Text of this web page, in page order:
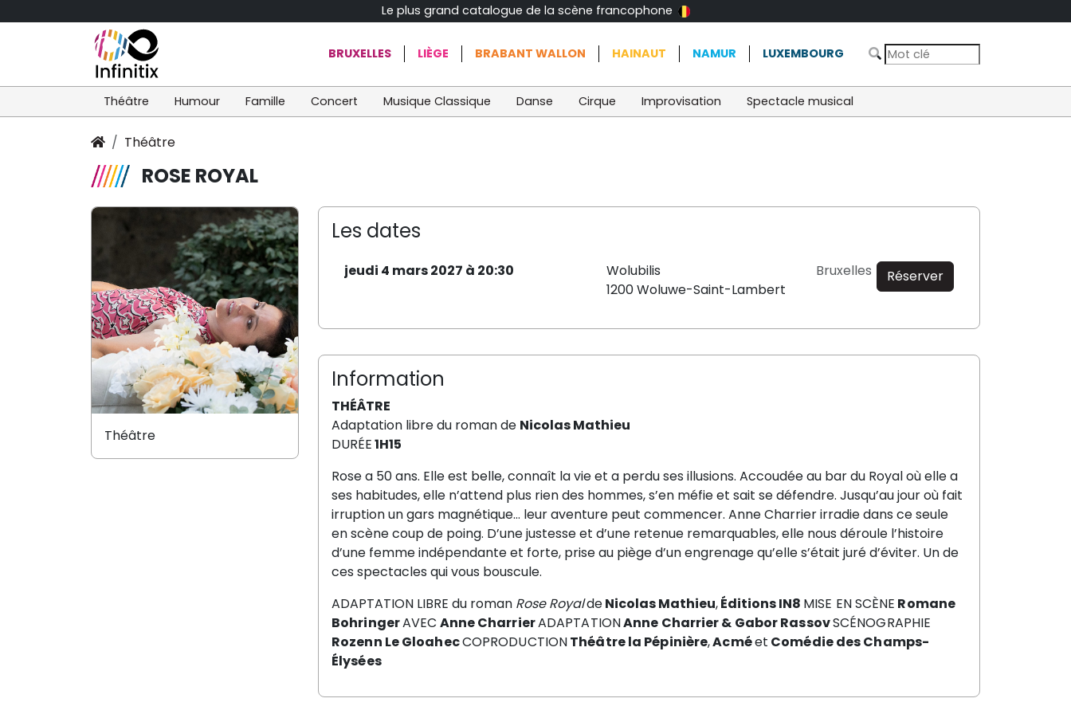
Le plus grand catalogue de la scène francophone
BRUXELLES LIÈGE BRABANT WALLON HAINAUT NAMUR LUXEMBOURG
Théâtre Humour Famille Concert Musique Classique Danse Cirque Improvisation Spectacle musical
Théâtre
ROSE ROYAL
Les dates
jeudi 4 mars 2027 à 20:30
Wolubilis
1200 Woluwe-Saint-Lambert
Bruxelles Réserver
Information
THÉÂTRE
Adaptation libre du roman de Nicolas Mathieu
DURÉE1H15
Rose a 50 ans. Elle est belle, connaît la vie et a perdu ses illusions. Accoudée au bar du Royal où elle a
ses habitudes, elle n’attend plus rien des hommes, s’en méfie et sait se défendre. Jusqu’au jour où fait
irruption un gars magnétique… leur aventure peut commencer. Anne Charrier irradie dans ce seule
en scène coup de poing. D’une justesse et d’une retenue remarquables, elle nous déroule l’histoire
d’une femme indépendante et forte, prise au piège d’un engrenage qu’elle s’était juré d’éviter. Un de
ces spectacles qui vous bouscule.
ADAPTATION LIBRE du roman Rose RoyaldeNicolas Mathieu,Éditions IN8 MISE EN SCÈNE Romane
BohringerAVEC Anne CharrierADAPTATIONAnne Charrier & Gabor RassovSCÉNOGRAPHIE
Rozenn Le GloahecCOPRODUCTIONThéâtre la Pépinière,Acméet Comédie des Champs-
Élysées
Théâtre